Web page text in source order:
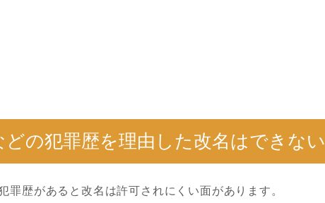
どの犯罪歴を理由した改名はできない
罪歴があると改名は許可されにくい面があります。